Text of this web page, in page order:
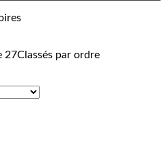
27Classés par ordre